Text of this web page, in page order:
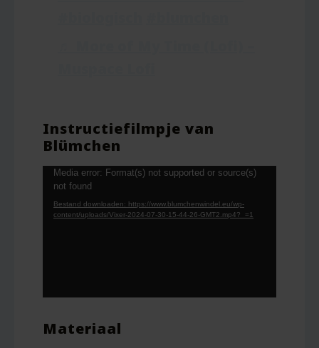
Instructiefilmpje van
Blümchen
Videospeler
Media error: Format(s) not supported or source(s)
not found
Bestand downloaden: https://www.blumchenwindel.eu/wp-
content/uploads/Vixer-2024-07-30-15-44-26-GMT2.mp4?_=1
Materiaal